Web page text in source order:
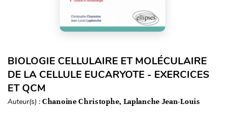
BIOLOGIE CELLULAIRE ET MOLÉCULAIRE
DE LA CELLULE EUCARYOTE - EXERCICES
ET QCM
Auteur(s) : Chanoine Christophe, Laplanche Jean-Louis